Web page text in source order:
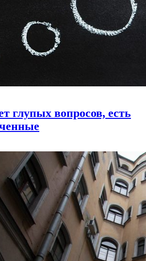
глупых вопросов, есть